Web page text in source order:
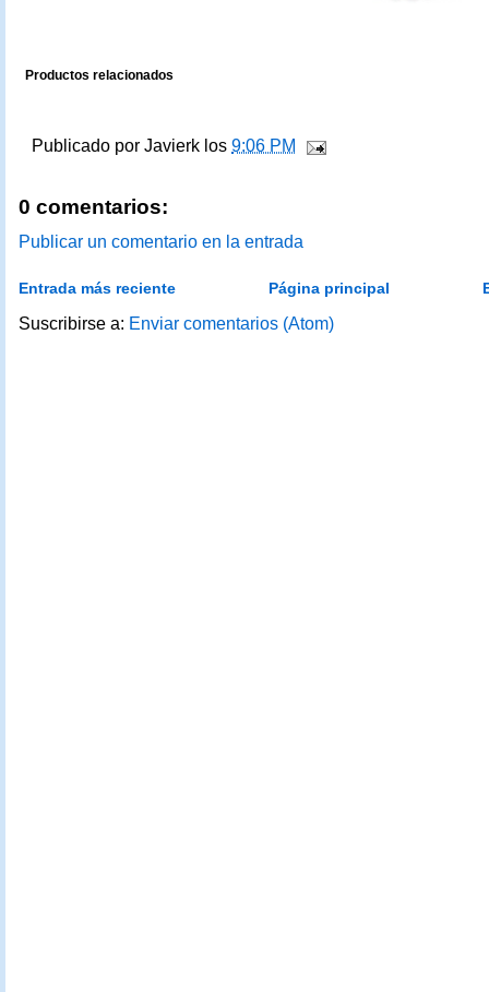
Productos relacionados
Publicado por Javierk los 9:06 PM
0 comentarios:
Publicar un comentario en la entrada
Entrada más reciente Página principal
Suscribirse a: Enviar comentarios (Atom)